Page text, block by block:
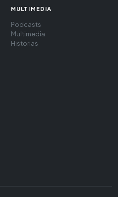
MULTIMEDIA
Podcasts
Multimedia
Historias